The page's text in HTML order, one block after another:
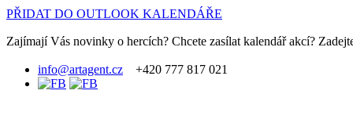
PŘIDAT DO OUTLOOK KALENDÁŘE
Zajímají Vás novinky o hercích? Chcete zasílat kalendář akcí?
info@artagent.cz +420 777 817 021